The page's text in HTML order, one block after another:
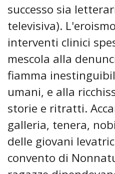
successo sia
televisiva).
interventi clinici
mescola alla
fiamma
umani, e alla
storie e ritratti.
galleria, tenera,
delle giovani
convento di